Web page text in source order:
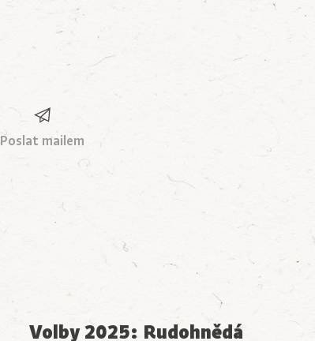
Poslat mailem
Volby 2025: Rudohnědá